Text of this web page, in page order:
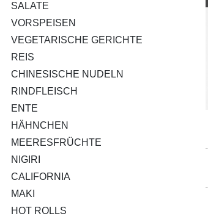
SALATE
VORSPEISEN
VEGETARISCHE GERICHTE
REIS
CHINESISCHE NUDELN
RINDFLEISCH
ENTE
HÄHNCHEN
MEERESFRÜCHTE
NIGIRI
CALIFORNIA
MAKI
HOT ROLLS